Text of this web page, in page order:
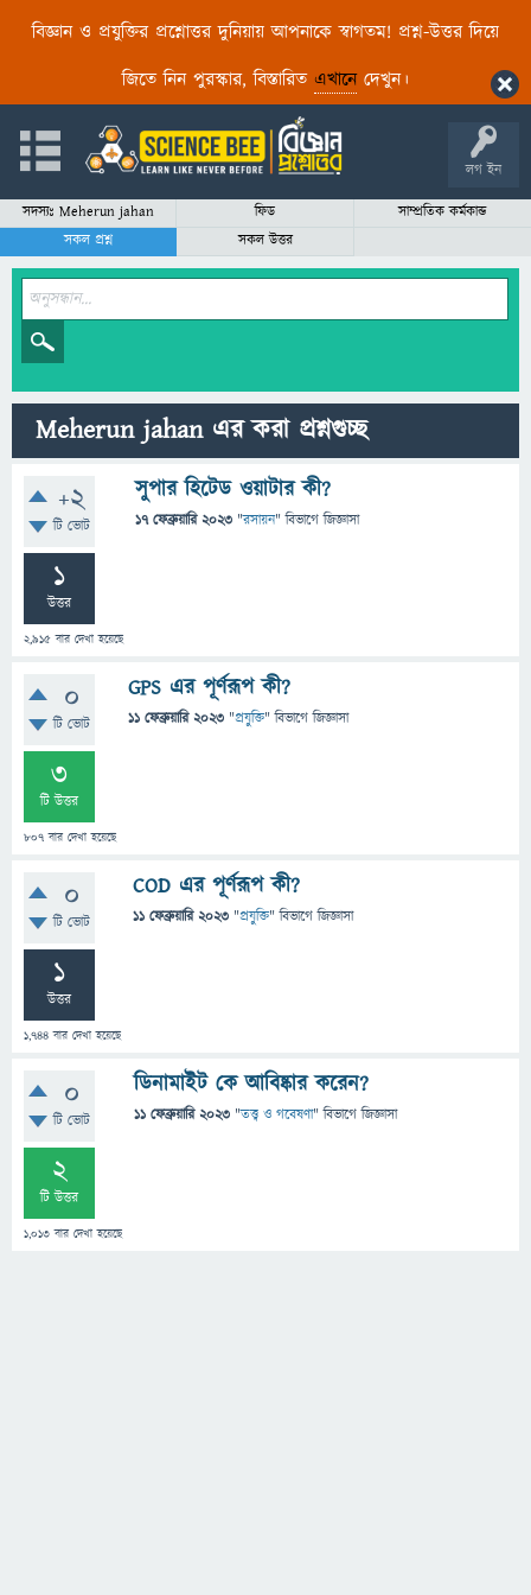
বিজ্ঞান ও প্রযুক্তির প্রশ্নোত্তর দুনিয়ায় আপনাকে স্বাগতম! প্রশ্ন-উত্তর দিয়ে
জিতে নিন পুরস্কার, বিস্তারিত এখানেদেখুন।
লগ ইন
সদস্যঃ Meherun jahan ফিড
সাম্প্রতিক কর্মকান্ড
সকল প্রশ্ন
সকল উত্তর
Meherun jahan এর করা প্রশ্নগুচ্ছ
+2
টি ভোট
1
উত্তর
2,915 বার দেখা হয়েছে
সুপার হিটেড ওয়াটার কী?
17 ফেব্রুয়ারি 2023 "রসায়ন" বিভাগে জিজ্ঞাসা
0
টি ভোট
3
টি উত্তর
807 বার দেখা হয়েছে
GPS এর পূর্ণরূপ কী?
11 ফেব্রুয়ারি 2023 "প্রযুক্তি" বিভাগে জিজ্ঞাসা
0
টি ভোট
1
উত্তর
1,744 বার দেখা হয়েছে
COD এর পূর্ণরূপ কী?
11 ফেব্রুয়ারি 2023 "প্রযুক্তি" বিভাগে জিজ্ঞাসা
0
টি ভোট
2
টি উত্তর
1,013 বার দেখা হয়েছে
ডিনামাইট কে আবিষ্কার করেন?
11 ফেব্রুয়ারি 2023 "তত্ত্ব ও গবেষণা" বিভাগে জিজ্ঞাসা